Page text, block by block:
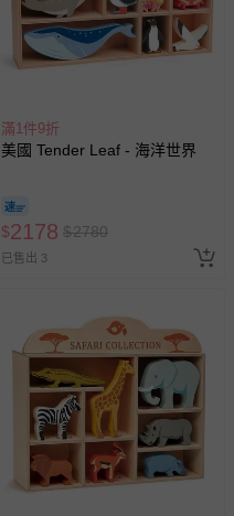
滿1件9折
美國 Tender Leaf - 海洋世界
$2178 $2780
已售出 3